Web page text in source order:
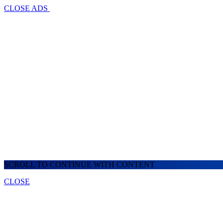
CLOSE ADS
SCROLL TO CONTINUE WITH CONTENT
CLOSE